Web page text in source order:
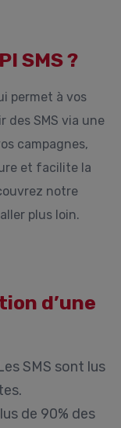
SMS ?
permet à vos
des SMS via une
campagnes,
et facilite la
notre
plus loin.
d’une
SMS sont lus
de 90% des